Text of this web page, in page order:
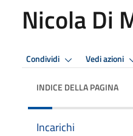
Nicola Di
Condividi Vedi azioni
INDICE DELLA PAGINA
Incarichi